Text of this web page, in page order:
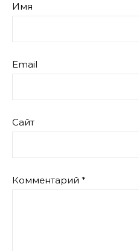
Имя
Email
Сайт
Комментарий *